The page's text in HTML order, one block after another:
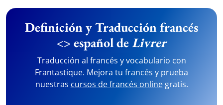
Definición y Traducción francés
<> español deLivrer
Traducción al francés y vocabulario con
Frantastique. Mejora tu francés y prueba
nuestras cursos de francés onlinegratis.